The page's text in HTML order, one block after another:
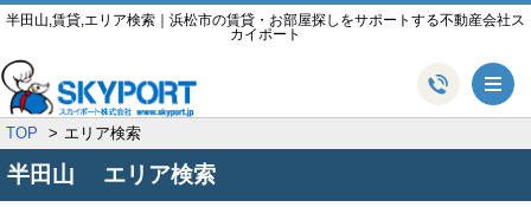
半田山,賃貸,エリア検索｜浜松市の賃貸・お部屋探しをサポートする不動産会社ス
カイポート
TOP エリア検索
半田山 エリア検索